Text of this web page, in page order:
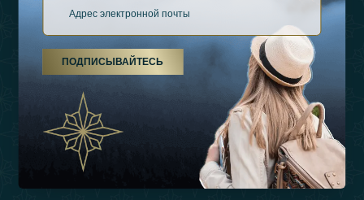
О Нас
Виды Отдыха
Связаться
ПОДПИСЫВАЙТЕСЬ